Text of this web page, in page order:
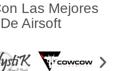
Las Mejores
Airsoft